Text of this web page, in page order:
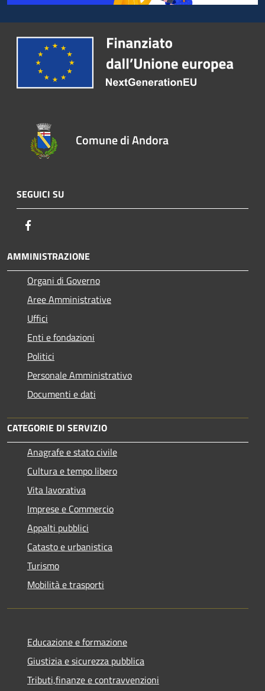
Comune di Andora
SEGUICI SU
AMMINISTRAZIONE
Organi di Governo
Aree Amministrative
Uffici
Enti e fondazioni
Politici
Personale Amministrativo
Documenti e dati
CATEGORIE DI SERVIZIO
Anagrafe e stato civile
Cultura e tempo libero
Vita lavorativa
Imprese e Commercio
Appalti pubblici
Catasto e urbanistica
Turismo
Mobilità e trasporti
Educazione e formazione
Giustizia e sicurezza pubblica
Tributi,finanze e contravvenzioni